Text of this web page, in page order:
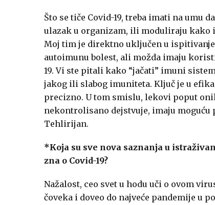
Što se tiče Covid-19, treba imati na
ulazak u organizam, ili moduliraju kako
Moj tim je direktno uključen u
autoimunu bolest, ali možda imaju
19. Vi ste pitali kako “jačati” imuni
jakog ili slabog imuniteta. Ključ je u
precizno. U tom smislu, lekovi poput
nekontrolisano dejstvuje, imaju moguću
Tehlirijan.
*Koja su sve nova saznanja u
zna o Covid-19?
Nažalost, ceo svet u hodu uči o ovom
čoveka i doveo do najveće pandemije u